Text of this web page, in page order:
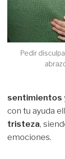
Pedir
sentimientos
con tu ayuda
tristeza,
emociones.